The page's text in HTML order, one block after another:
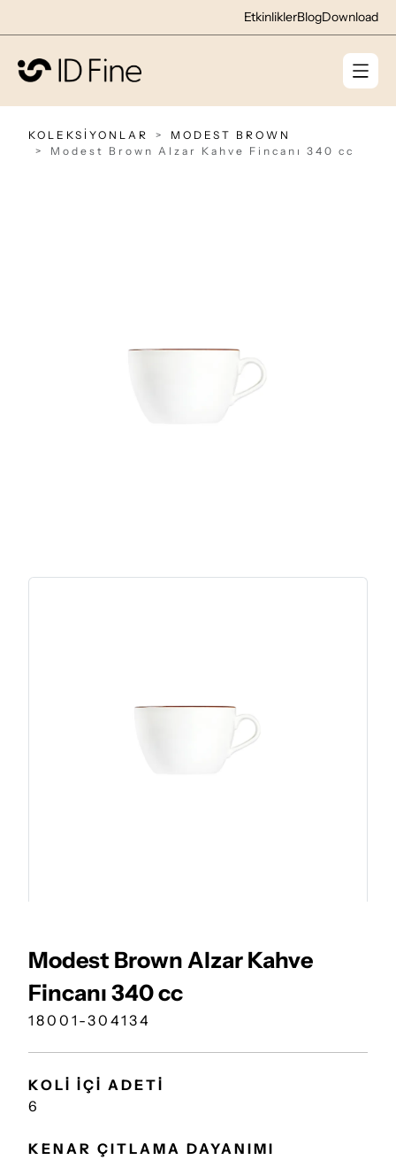
EtkinliklerBlogDownload
KOLEKSİYONLAR
MODEST BROWN
Modest Brown Alzar Kahve Fincanı 340 cc
Modest Brown Alzar Kahve
Fincanı 340 cc
18001-304134
KOLİ İÇİ ADETİ
6
KENAR ÇITLAMA DAYANIMI